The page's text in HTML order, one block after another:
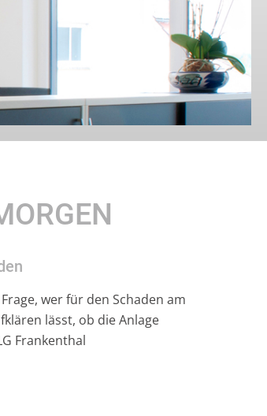
wer für den Schaden am
lässt, ob die Anlage
Frankenthal